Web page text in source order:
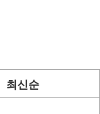
최신순